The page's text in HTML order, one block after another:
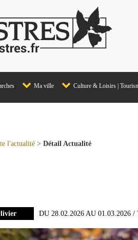
Ma ville Culture & Loisirs |
l'actualité > Détail Actualité
DU 28.02.2026 AU 01.03.2026